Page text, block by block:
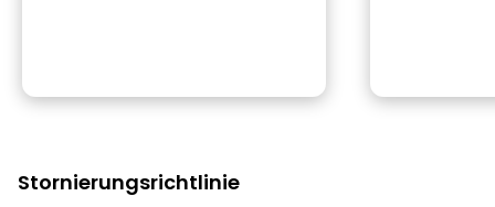
Stornierungsrichtlinie